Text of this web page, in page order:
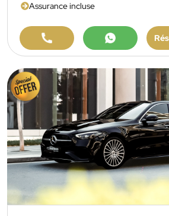
Assurance incluse